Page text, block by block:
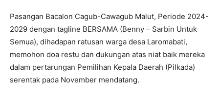
Pasangan Bacalon Cagub-Cawagub Malut, Periode 2024-
2029 dengan tagline BERSAMA (Benny – Sarbin Untuk
Semua), dihadapan ratusan warga desa Laromabati,
memohon doa restu dan dukungan atas niat baik mereka
dalam pertarungan Pemilihan Kepala Daerah (Pilkada)
serentak pada November mendatang.